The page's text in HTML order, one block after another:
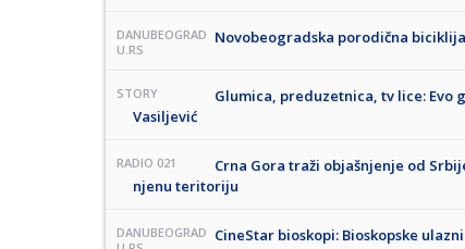
DANUBEOGRAD
U.RS
Novobeogradska porodična
STORY
Glumica, preduzetnica, tv lice: Evo
Vasiljević
RADIO 021
Crna Gora traži objašnjenje od
njenu teritoriju
DANUBEOGRAD CineStar bioskopi: Bioskopske